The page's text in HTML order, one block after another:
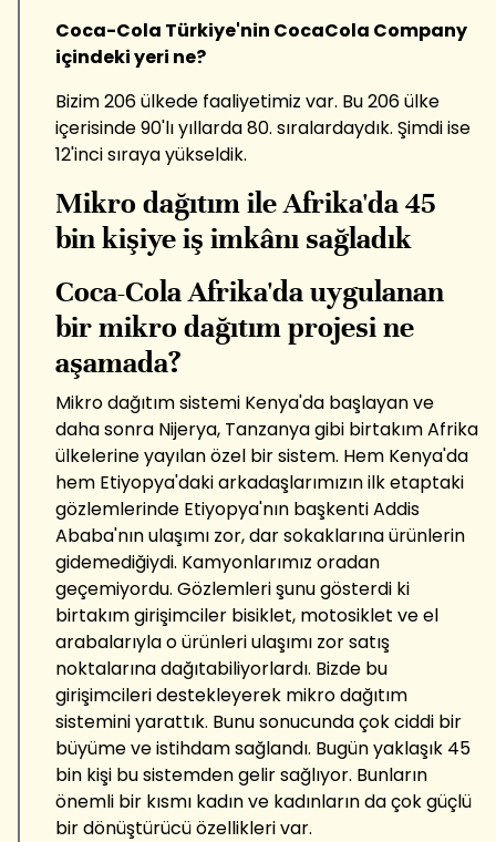
Coca-Cola Türkiye'nin CocaCola Company
içindeki yeri ne?
Bizim 206 ülkede faaliyetimiz var. Bu 206 ülke
içerisinde 90'lı yıllarda 80. sıralardaydık. Şimdi ise
12'inci sıraya yükseldik.
Mikro dağıtım ile Afrika'da 45
bin kişiye iş imkânı sağladık
Coca-Cola Afrika'da uygulanan
bir mikro dağıtım projesi ne
aşamada?
Mikro dağıtım sistemi Kenya'da başlayan ve
daha sonra Nijerya, Tanzanya gibi birtakım Afrika
ülkelerine yayılan özel bir sistem. Hem Kenya'da
hem Etiyopya'daki arkadaşlarımızın ilk etaptaki
gözlemlerinde Etiyopya'nın başkenti Addis
Ababa'nın ulaşımı zor, dar sokaklarına ürünlerin
gidemediğiydi. Kamyonlarımız oradan
geçemiyordu. Gözlemleri şunu gösterdi ki
birtakım girişimciler bisiklet, motosiklet ve el
arabalarıyla o ürünleri ulaşımı zor satış
noktalarına dağıtabiliyorlardı. Bizde bu
girişimcileri destekleyerek mikro dağıtım
sistemini yarattık. Bunu sonucunda çok ciddi bir
büyüme ve istihdam sağlandı. Bugün yaklaşık 45
bin kişi bu sistemden gelir sağlıyor. Bunların
önemli bir kısmı kadın ve kadınların da çok güçlü
bir dönüştürücü özellikleri var.